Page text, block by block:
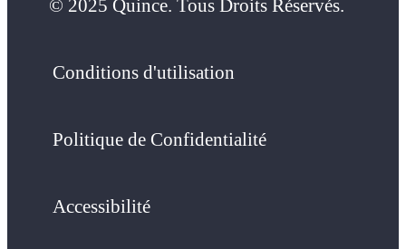
© 2025 Quince. Tous Droits Réservés.
Conditions d'utilisation
Politique de Confidentialité
Accessibilité